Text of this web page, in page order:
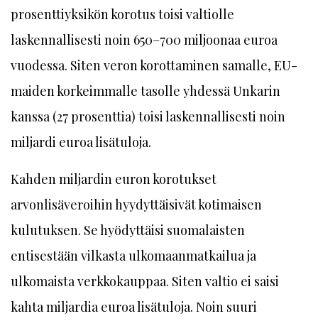
prosenttiyksikön korotus toisi valtiolle
laskennallisesti noin 650–700 miljoonaa euroa
vuodessa. Siten veron korottaminen samalle, EU-
maiden korkeimmalle tasolle yhdessä Unkarin
kanssa (27 prosenttia) toisi laskennallisesti noin
miljardi euroa lisätuloja.
Kahden miljardin euron korotukset
arvonlisäveroihin hyydyttäisivät kotimaisen
kulutuksen. Se hyödyttäisi suomalaisten
entisestään vilkasta ulkomaanmatkailua ja
ulkomaista verkkokauppaa. Siten valtio ei saisi
kahta miljardia euroa lisätuloja. Noin suuri